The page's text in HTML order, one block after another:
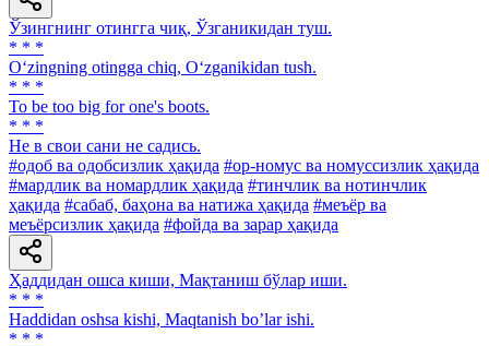
Ўзингнинг отингга чиқ, Ўзганикидан туш.
* * *
O‘zingning otingga chiq, O‘zganikidan tush.
* * *
To be too big for one's boots.
* * *
He в свои сани не садись.
#одоб ва одобсизлик ҳақида #ор-номус ва номуссизлик ҳақида
#мардлик ва номардлик ҳақида #тинчлик ва нотинчлик
ҳақида #сабаб, баҳона ва натижа ҳақида #меъёр ва
меъёрсизлик ҳақида #фойда ва зарар ҳақида
Ҳаддидан ошса киши, Мақтаниш бўлар иши.
* * *
Haddidan oshsa kishi, Maqtanish boʼlar ishi.
* * *